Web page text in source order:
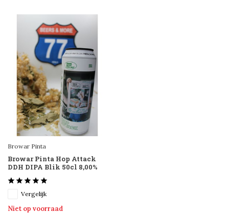
Browar Pinta
Browar Pinta Hop Attack
DDH DIPA Blik 50cl 8,00%
Vergelijk
Niet op voorraad